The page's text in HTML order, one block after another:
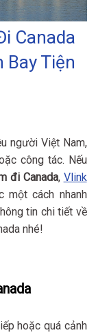
Canada
Bay Tiện
người Việt Nam,
công tác. Nếu
đi Canada, Vlink
một cách nhanh
tin chi tiết về
nhé!
hoặc quá cảnh